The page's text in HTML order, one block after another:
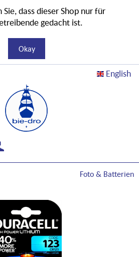
English
Foto & Batterien
dass dieser Shop nur für
gedacht ist.
Okay